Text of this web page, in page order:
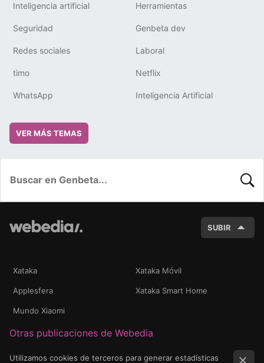
Inteligencia artificial Herramientas
Seguridad Genbeta dev
Redes sociales Laboral
timo Netflix
WhatsApp Inteligencia Artificial
VER MÁS TEMAS
SUBIR
Xataka Xataka Móvil
Applesfera Xataka Smart Home
Mundo Xiaomi
Otras publicaciones de Webedia
Utilizamos cookies de terceros para generar estadísticas